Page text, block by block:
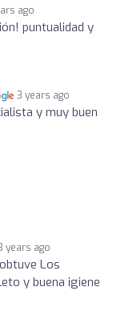
ago
puntualidad y
3 years ago
y muy buen
years ago
Los
y buena igiene